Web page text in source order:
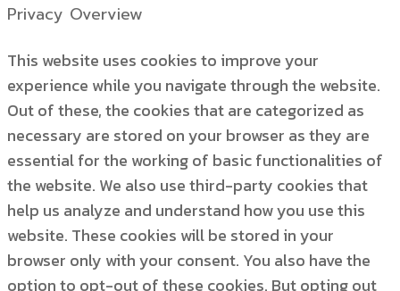
Privacy Overview
This website uses cookies to improve your
experience while you navigate through the website.
Out of these, the cookies that are categorized as
necessary are stored on your browser as they are
essential for the working of basic functionalities of
the website. We also use third-party cookies that
help us analyze and understand how you use this
website. These cookies will be stored in your
browser only with your consent. You also have the
option to opt-out of these cookies. But opting out